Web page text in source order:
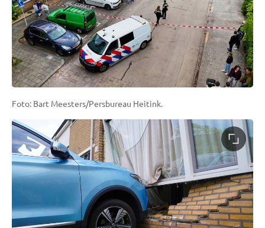
Foto: Bart Meesters/Persbureau Heitink.